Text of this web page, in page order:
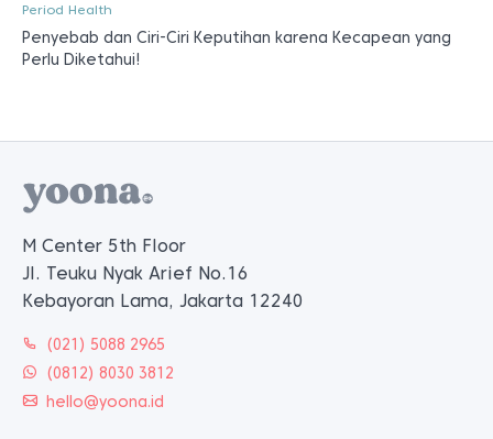
Period Health
Penyebab dan Ciri-Ciri Keputihan karena Kecapean yang
Perlu Diketahui!
M Center 5th Floor
Jl. Teuku Nyak Arief No.16
Kebayoran Lama, Jakarta 12240
(021) 5088 2965
(0812) 8030 3812
hello@yoona.id